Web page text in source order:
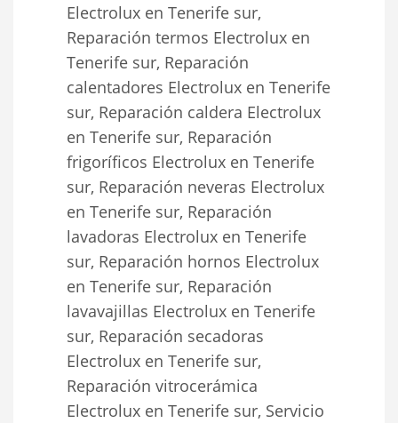
Electrolux en Tenerife sur,
Reparación termos Electrolux en
Tenerife sur, Reparación
calentadores Electrolux en Tenerife
sur, Reparación caldera Electrolux
en Tenerife sur, Reparación
frigoríficos Electrolux en Tenerife
sur, Reparación neveras Electrolux
en Tenerife sur, Reparación
lavadoras Electrolux en Tenerife
sur, Reparación hornos Electrolux
en Tenerife sur, Reparación
lavavajillas Electrolux en Tenerife
sur, Reparación secadoras
Electrolux en Tenerife sur,
Reparación vitrocerámica
Electrolux en Tenerife sur, Servicio